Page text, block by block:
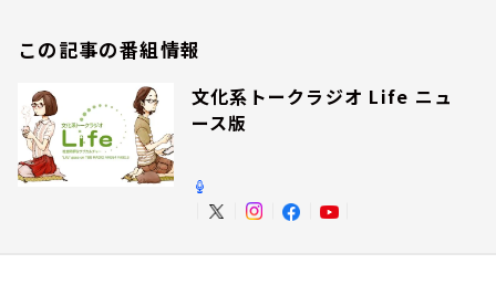
この記事の番組情報
文化系トークラジオ Life ニュ
ース版